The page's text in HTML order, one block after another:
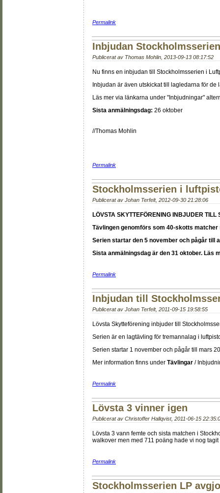
Permalink
Inbjudan
Publicerat av Thomas Mohlin 2013-09-13 08:17:52
Nu finns en inbjudan till Stockholmsserien i
Inbjudan är även utskickat till lagledarna för
Läs mer via länkarna under "Inbjudningar"
Sista anmälningsdag: 26 oktober
//Thomas Mohlin
Permalink
Stockholmsserien i
Publicerat av Johan Terfelt, 2012-09-30 21:28:06
LÖVSTA SKYTTEFÖRENING INBJUDER TILL
Tävlingen genomförs som 40-skotts
Serien startar den 5 november och pågår till
Sista anmälningsdag är den 31 oktober. Läs
Permalink
Inbjudan till
Publicerat av Johan Terfelt, 2011-09-15 19:58:55
Lövsta Skytteförening inbjuder till
Serien är en lagtävling för tremannalag i
Serien startar 1 november och pågår till mars
Mer information finns under Tävlingar /
Permalink
Lövsta 3 vinner igen
Publicerat av Christoffer Hallqvist, 2011-06-15
Lövsta 3 vann femte och sista matchen i
walkover men med 711 poäng hade vi nog
Permalink
Stockholmsserien LP